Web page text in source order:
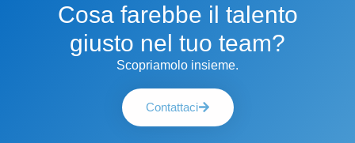
Cosa farebbe il talento
giusto nel tuo team?
Scopriamolo insieme.
Contattaci